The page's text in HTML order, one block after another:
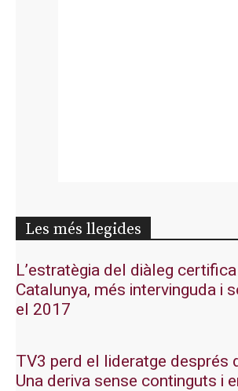
Les més llegides
L’estratègia del diàleg
Catalunya, més intervinguda i
el 2017
TV3 perd el lideratge després
Una deriva sense continguts i